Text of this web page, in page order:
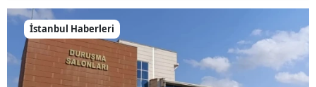
İstanbul Haberleri